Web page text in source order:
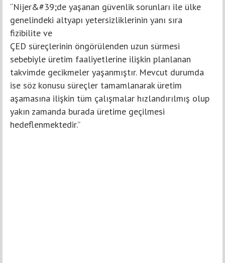
“Nijer&#39;de yaşanan güvenlik sorunları ile ülke
genelindeki altyapı yetersizliklerinin yanı sıra
fizibilite ve
ÇED süreçlerinin öngörülenden uzun sürmesi
sebebiyle üretim faaliyetlerine ilişkin planlanan
takvimde gecikmeler yaşanmıştır. Mevcut durumda
ise söz konusu süreçler tamamlanarak üretim
aşamasına ilişkin tüm çalışmalar hızlandırılmış olup
yakın zamanda burada üretime geçilmesi
hedeflenmektedir.”